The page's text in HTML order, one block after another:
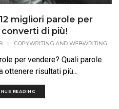
migliori parole per
di più!
| COPYWRITING AND WEBWRITING
per vendere? Quali parole
ottenere risultati più...
READING